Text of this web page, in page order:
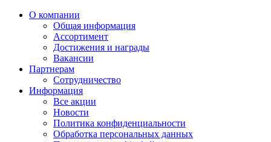
О компании
Общая информация
Ассортимент
Достижения и награды
Вакансии
Партнерам
Сотрудничество
Информация
Все акции
Новости
Политика конфиденциальности
Обработка персональных данных